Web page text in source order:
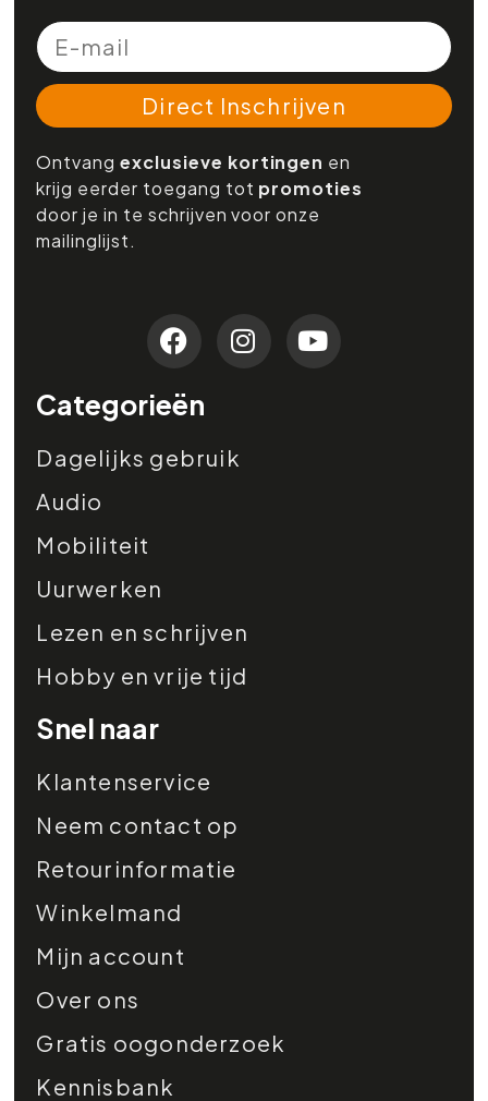
Direct Inschrijven
Ontvangexclusieve kortingen en
krijg eerder toegang tot promoties
door je in te schrijven voor onze
mailinglijst.
Categorieën
Dagelijks gebruik
Audio
Mobiliteit
Uurwerken
Lezen en schrijven
Hobby en vrije tijd
Snel naar
Klantenservice
Neem contact op
Retourinformatie
Winkelmand
Mijn account
Over ons
Gratis oogonderzoek
Kennisbank